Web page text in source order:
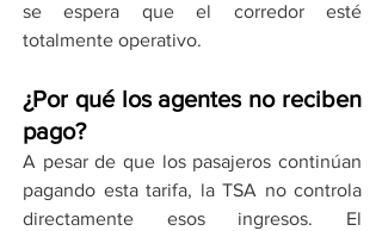
se espera que el corredor esté
totalmente operativo.
¿Por qué los agentes no reciben
pago?
A pesar de que los pasajeros continúan
pagando esta tarifa, la TSA no controla
directamente esos ingresos. El